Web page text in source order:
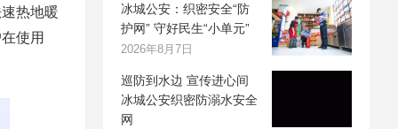
热地暖
使用
冰城公安：织密安全“防
护网” 守好民生“小单元”
2026年8月7日
巡防到水边 宣传进心间
冰城公安织密防溺水安全
网